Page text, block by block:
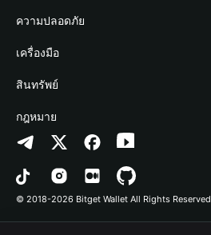
Academy
ข่าวสารด้านคริปโต
ศูนย์ช่วยเหลือ
ติดต่อเรา
ทรัพยากรข้อมูลของแบรนด์
อาชีพ
Stablecoin Earn
Payfi Crypto
Crypto Swap API
Altcoin Season Index
Prediction Markets
DApp
นักพัฒนา
เชื่อมต่อ Wallet
Bitget Wallet Pay
ลิสต์โปรเจกต์
ความปลอดภัย
Protection Fund
เทคโนโลยีความปลอดภัย
เครื่องมือ
ซื้อคริปโต
การตรวจจับการอนุญาต
การตรวจจับสัญญา
การโอนเป็นชุด
สินทรัพย์
Arbitrum
Avalanche
Bitcoin
กฎหมาย
นโยบายความเป็นส่วนตัว
ข้อตกลงในการใช้บริการ
© 2018-2026 Bitget Wallet All Rights Reserved